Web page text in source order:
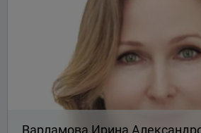
Варламова Ирина